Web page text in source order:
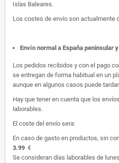
Islas Baleares.
Los costes de envío son actualmente
Envío normal a España peninsular
Los pedidos recibidos y con el pago
se entregan de forma habitual en un
aunque en algunos casos puede
Hay que tener en cuenta que los
laborables.
El coste del envío sera:
En caso de gasto en productos, sin
3.99 €
Se consideran días laborables de